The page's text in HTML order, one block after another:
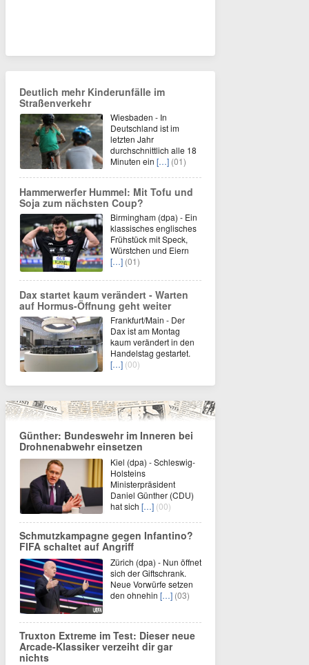
Deutlich mehr Kinderunfälle im
Straßenverkehr
Wiesbaden - In
Deutschland ist im
letzten Jahr
durchschnittlich alle 18
Minuten ein […] (01)
Hammerwerfer Hummel: Mit Tofu und
Soja zum nächsten Coup?
Birmingham (dpa) - Ein
klassisches englisches
Frühstück mit Speck,
Würstchen und Eiern
[…] (01)
Dax startet kaum verändert - Warten
auf Hormus-Öffnung geht weiter
Frankfurt/Main - Der
Dax ist am Montag
kaum verändert in den
Handelstag gestartet.
[…] (00)
Günther: Bundeswehr im Inneren bei
Drohnenabwehr einsetzen
Kiel (dpa) - Schleswig-
Holsteins
Ministerpräsident
Daniel Günther (CDU)
hat sich […] (00)
Schmutzkampagne gegen Infantino?
FIFA schaltet auf Angriff
Zürich (dpa) - Nun öffnet
sich der Giftschrank.
Neue Vorwürfe setzen
den ohnehin […] (03)
Truxton Extreme im Test: Dieser neue
Arcade-Klassiker verzeiht dir gar
nichts